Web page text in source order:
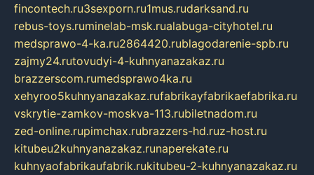
fincontech.ru3sexporn.ru1mus.rudarksand.ru
rebus-toys.ruminelab-msk.rualabuga-cityhotel.ru
medsprawo-4-ka.ru2864420.rublagodarenie-spb.ru
zajmy24.rutovudyi-4-kuhnyanazakaz.ru
brazzerscom.rumedsprawo4ka.ru
xehyroo5kuhnyanazakaz.rufabrikayfabrikaefabrika.ru
vskrytie-zamkov-moskva-113.rubiletnadom.ru
zed-online.rupimchax.rubrazzers-hd.ruz-host.ru
kitubeu2kuhnyanazakaz.runaperekate.ru
kuhnyaofabrikaufabrik.rukitubeu-2-kuhnyanazakaz.ru